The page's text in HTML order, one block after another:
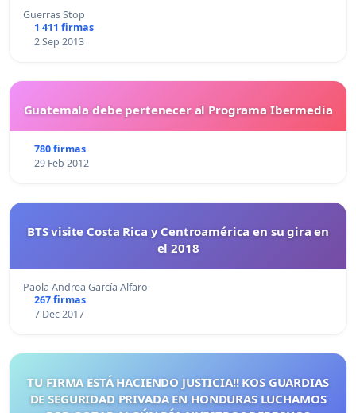
Guerras Stop
1 411 firmas
2 Sep 2013
Guatemala debe pertenecer al Programa Ibermedia
780 firmas
29 Feb 2012
BTS visite Costa Rica y Centroamérica en su gira en
el 2018
Paola Andrea García Alfaro
267 firmas
7 Dec 2017
TU FIRMA ESTÁ HACIENDO JUSTICIA!! KOS GUARDIAS
DE SEGURIDAD PRIVADA EN HONDURAS LUCHAMOS